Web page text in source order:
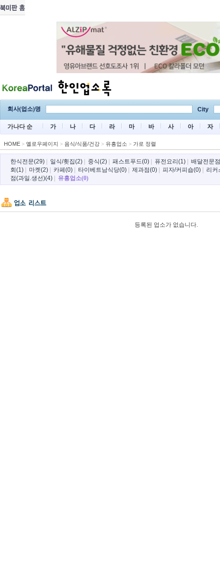
회사(업소)명 City
가나다 순 가 나 다 라 마 바 사 아 자
HOME > 옐로우페이지 > 음식/식품/건강 > 유흥업소 > 가로 정렬
한식전문(29) 일식/횟집(2) 중식(2) 패스트푸드(0) 퓨전요리(1)
배달전문
회(1)
마켓(2) 카페(0) 타이베트남식당(0) 제과점(0) 피자/커피숍(0)
리커
점(과일.생선)(4)
유흥업소(0)
등록된 업소가 없습니다.